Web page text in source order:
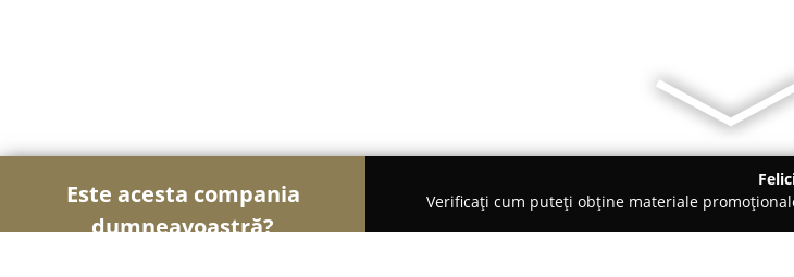
Este acesta compania
dumneavoastră?
Verificați cum puteți obține materiale